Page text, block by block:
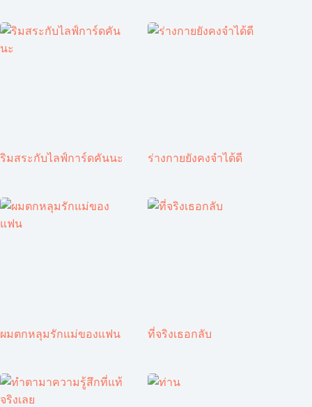
ริมสระกับไลฟ์การ์ดคันนะ ร่างกายยังคงจำได้ดี
ผมตกหลุมรักแม่ของแฟน ที่จริงเธอกลับ